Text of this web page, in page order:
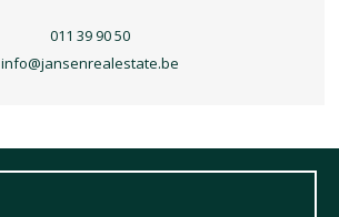
011 39 90 50
info@jansenrealestate.be